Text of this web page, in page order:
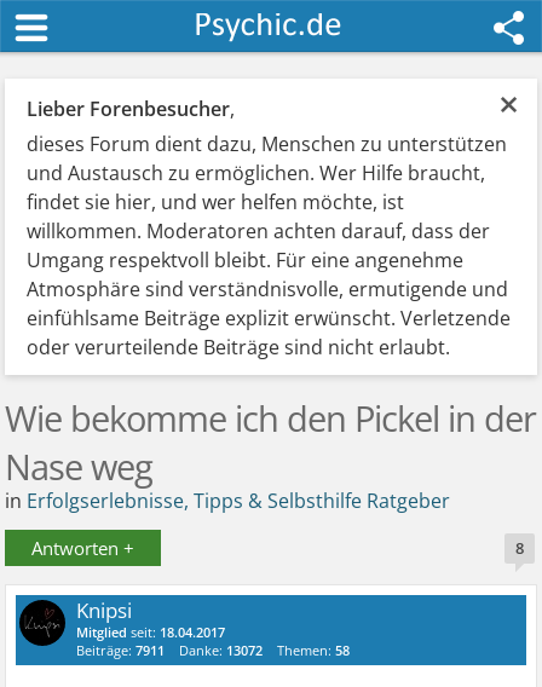
×
Lieber Forenbesucher,
dieses Forum dient dazu, Menschen zu unterstützen
und Austausch zu ermöglichen. Wer Hilfe braucht,
findet sie hier, und wer helfen möchte, ist
willkommen. Moderatoren achten darauf, dass der
Umgang respektvoll bleibt. Für eine angenehme
Atmosphäre sind verständnisvolle, ermutigende und
einfühlsame Beiträge explizit erwünscht. Verletzende
oder verurteilende Beiträge sind nicht erlaubt.
Wie bekomme ich den Pickel in der
Nase weg
in Erfolgserlebnisse, Tipps & Selbsthilfe Ratgeber
Antworten + 8
Knipsi
Mitglied seit: 18.04.2017
Beiträge:7911 Danke: 13072 Themen:58